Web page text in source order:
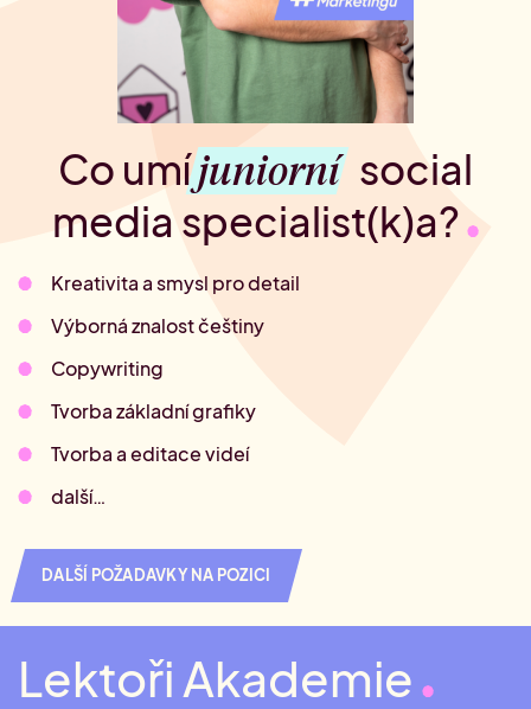
Co umíjuniorní social
media specialist(k)a?
Kreativita a smysl pro detail
Výborná znalost češtiny
Copywriting
Tvorba základní grafiky
Tvorba a editace videí
další…
DALŠÍ POŽADAVKY NA POZICI
Lektoři Akademie